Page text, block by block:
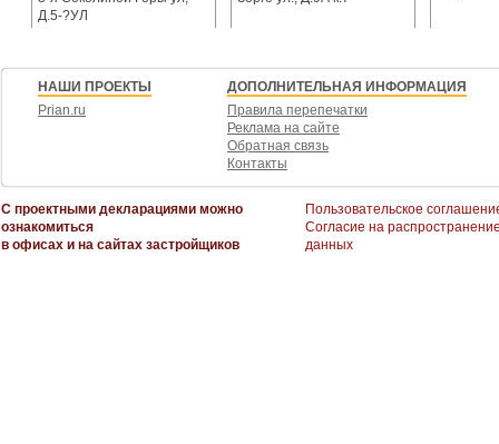
Д.5-?УЛ
НАШИ ПРОЕКТЫ
Prian.ru
ДОПОЛНИТЕЛЬНАЯ ИНФОРМАЦИЯ
Правила перепечатки
Реклама на сайте
Обратная связь
Контакты
С проектными декларациями можно
ознакомиться
в офисах и на сайтах застройщиков
Пользовательское
Согласие на
данных